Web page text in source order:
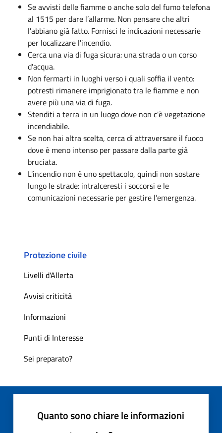
Se avvisti delle fiamme o anche solo del fumo telefona
al 1515 per dare l’allarme. Non pensare che altri
l'abbiano già fatto. Fornisci le indicazioni necessarie
per localizzare l'incendio.
Cerca una via di fuga sicura: una strada o un corso
d'acqua.
Non fermarti in luoghi verso i quali soffia il vento:
potresti rimanere imprigionato tra le fiamme e non
avere più una via di fuga.
Stenditi a terra in un luogo dove non c'è vegetazione
incendiabile.
Se non hai altra scelta, cerca di attraversare il fuoco
dove è meno intenso per passare dalla parte già
bruciata.
L'incendio non è uno spettacolo, quindi non sostare
lungo le strade: intralceresti i soccorsi e le
comunicazioni necessarie per gestire l’emergenza.
Protezione civile
Livelli d'Allerta
Avvisi criticità
Informazioni
Punti di Interesse
Sei preparato?
Quanto sono chiare le informazioni